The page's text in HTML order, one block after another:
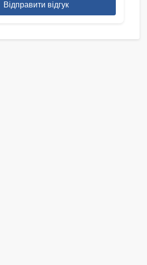
Відправити відгук